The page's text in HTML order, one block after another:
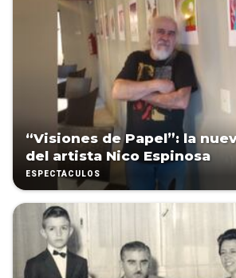
“Visiones de Papel”: la
del artista Nico Espinosa
ESPECTÁCULOS